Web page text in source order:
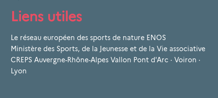
Liens utiles
Le réseau européen des sports de nature ENOS
Ministère des Sports, de la Jeunesse et de la Vie associative
CREPS Auvergne-Rhône-Alpes Vallon Pont d'Arc · Voiron ·
Lyon